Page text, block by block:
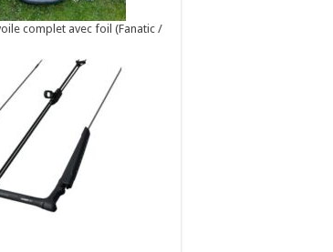
complet avec foil (Fanatic /